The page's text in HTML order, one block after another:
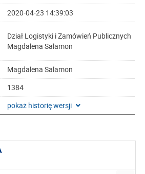
2020-04-23 14:39:03
Dział Logistyki i Zamówień Publicznych
Magdalena Salamon
Magdalena Salamon
1384
pokaż historię wersji